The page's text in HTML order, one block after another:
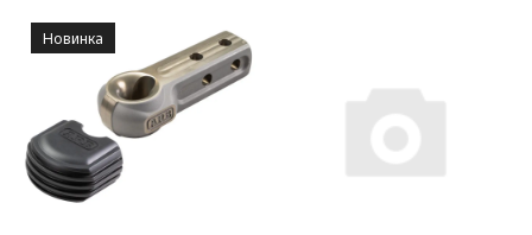
Новинка